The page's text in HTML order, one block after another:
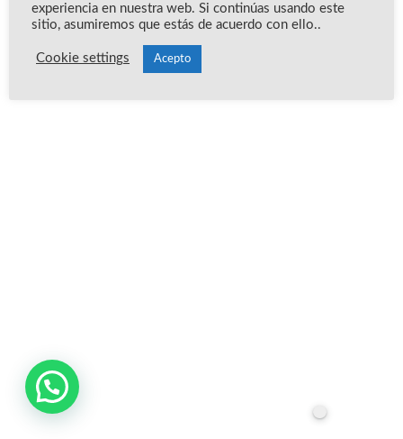
experiencia en nuestra web. Si continúas usando este
sitio, asumiremos que estás de acuerdo con ello..
Cookie settings Acepto